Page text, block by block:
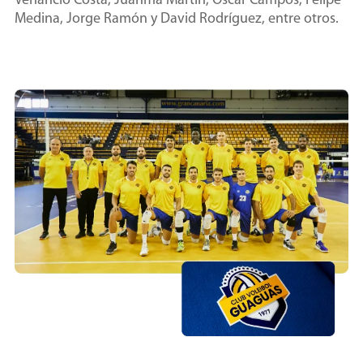
Medina, Jorge Ramón y David Rodríguez, entre otros.